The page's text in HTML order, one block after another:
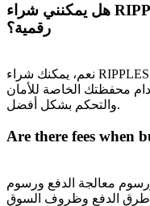
BTC Welcome
Deposit & Trade
Deposit CASHCAT
هل يمكنني شراء RIPPLES بدون محفظة عملات
رقمية؟
نعم، يمكنك شراء RIPPLES مباشرة على منصة مثل Bitrue بدون
محفظتك الخاصة للأمان
والتحكم بشكل أفضل.
Are there fees when
معالجة الدفع ورسوم